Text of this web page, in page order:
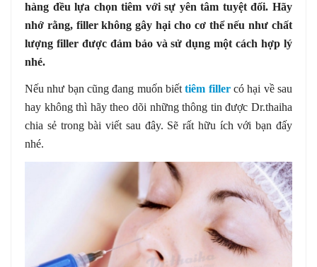
hàng đều lựa chọn tiêm với sự yên tâm tuyệt đối. Hãy
nhớ rằng, filler không gây hại cho cơ thể nếu như chất
lượng filler được đảm bảo và sử dụng một cách hợp lý
nhé.
Nếu như bạn cũng đang muốn biếttiêm fillercó hại về sau
hay không thì hãy theo dõi những thông tin được Dr.thaiha
chia sẻ trong bài viết sau đây. Sẽ rất hữu ích với bạn đấy
nhé.